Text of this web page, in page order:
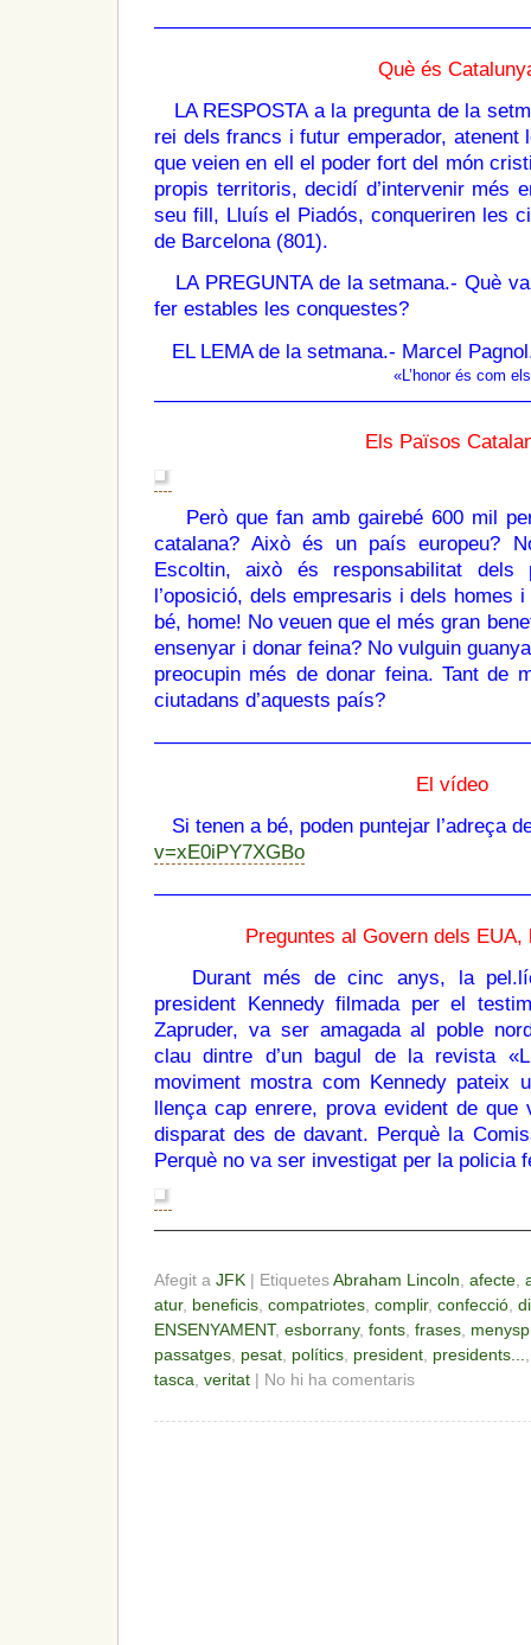
Què és
LA RESPOSTA a la pregunta de la
rei dels francs i futur emperador, atenent
que veien en ell el poder fort del món
propis territoris, decidí d’intervenir més
seu fill, Lluís el Piadós, conqueriren les
de Barcelona (801).
LA PREGUNTA de la setmana.- Què
fer estables les conquestes?
EL LEMA de la setmana.-
«L’honor és com
Marcel
Els Països
Però que fan amb gairebé 600 mil
catalana? Això és un país europeu?
Escoltin, això és responsabilitat dels
l’oposició, dels empresaris i dels homes
bé, home! No veuen que el més gran
ensenyar i donar feina? No vulguin
preocupin més de donar feina. Tant de
ciutadans d’aquests país?
El vídeo
Si tenen a bé, poden puntejar l’adreça
v=xE0iPY7XGBo
Preguntes al Govern dels EUA,
Durant més de cinc anys, la
president Kennedy filmada per el
Zapruder, va ser amagada al poble
clau dintre d’un bagul de la revista
moviment mostra com Kennedy pateix
llença cap enrere, prova evident de
disparat des de davant. Perquè la
Perquè no va ser investigat per la policia
Afegit a JFK | EtiquetesAbraham Lincoln afecte
atur, beneficis compatriotes complir, confecció
ENSENYAMENT, esborrany, fonts frases
passatges pesat polítics president presidents...
tasca veritat | No hi ha comentaris